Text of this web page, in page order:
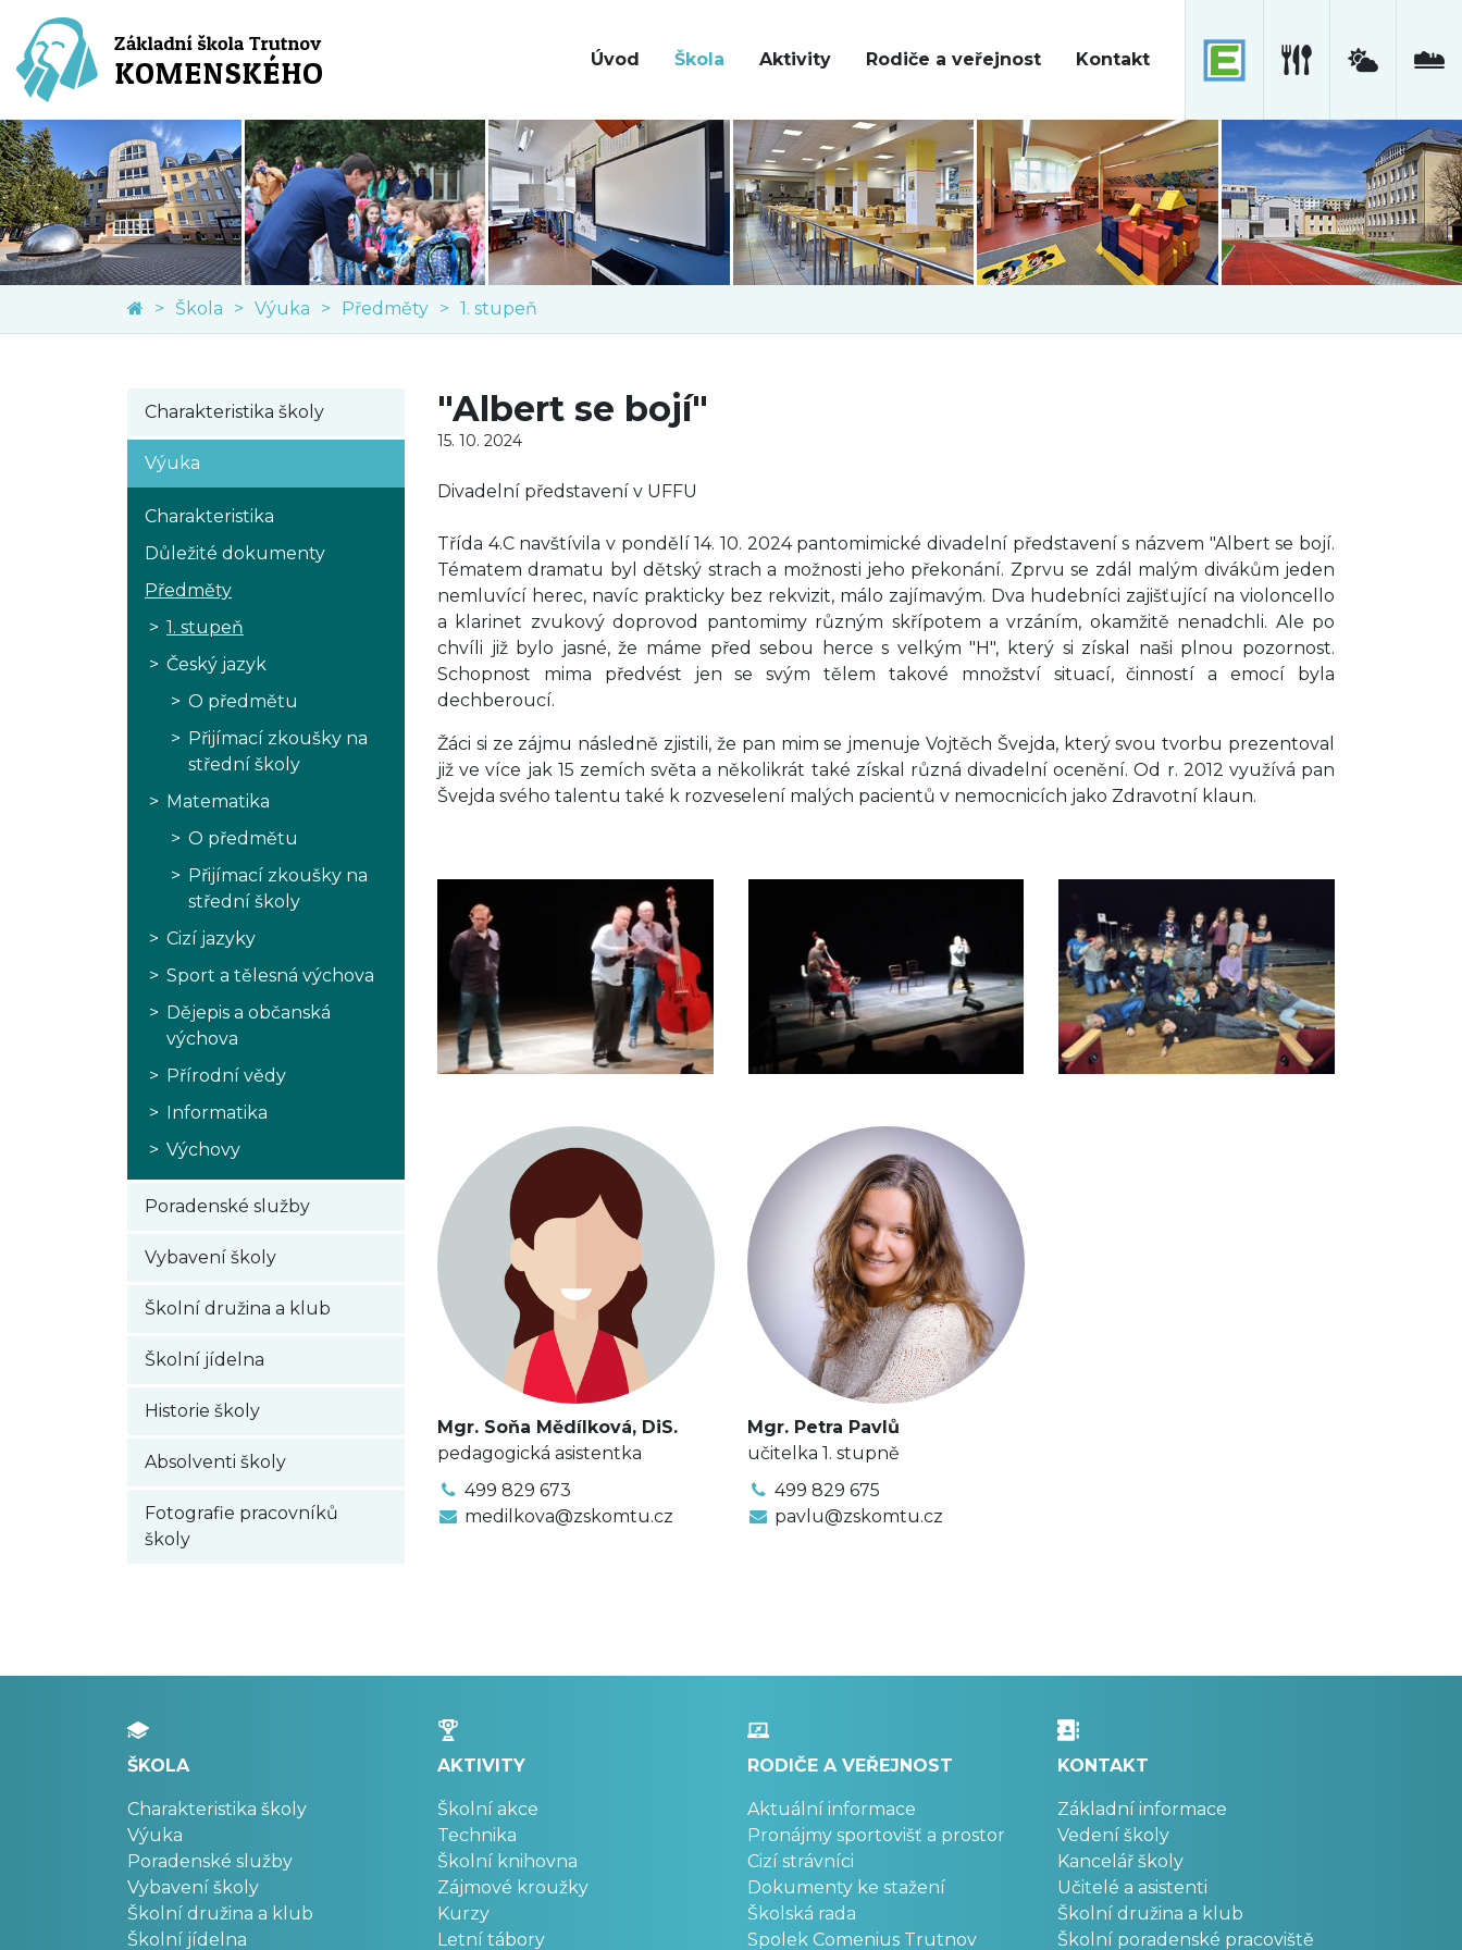
Úvod Škola Aktivity Rodiče a veřejnost Kontakt
Škola Výuka Předměty 1. stupeň
Charakteristika školy
Výuka
Charakteristika
Důležité dokumenty
Předměty
1. stupeň
Český jazyk
O předmětu
Přijímací zkoušky na
střední školy
Matematika
O předmětu
Přijímací zkoušky na
střední školy
Cizí jazyky
Sport a tělesná výchova
Dějepis a občanská
výchova
Přírodní vědy
Informatika
Výchovy
Poradenské služby
Vybavení školy
Školní družina a klub
Školní jídelna
Historie školy
Absolventi školy
Fotografie pracovníků
školy
"Albert se bojí"
15. 10. 2024
Divadelní představení v UFFU
Třída 4.C navštívila v pondělí 14. 10. 2024 pantomimické divadelní představení s názvem "Albert se bojí.
Tématem dramatu byl dětský strach a možnosti jeho překonání. Zprvu se zdál malým divákům jeden
nemluvící herec, navíc prakticky bez rekvizit, málo zajímavým. Dva hudebníci zajišťující na violoncello
a klarinet zvukový doprovod pantomimy různým skřípotem a vrzáním, okamžitě nenadchli. Ale po
chvíli již bylo jasné, že máme před sebou herce s velkým "H", který si získal naši plnou pozornost.
Schopnost mima předvést jen se svým tělem takové množství situací, činností a emocí byla
dechberoucí.
Žáci si ze zájmu následně zjistili, že pan mim se jmenuje Vojtěch Švejda, který svou tvorbu prezentoval
již ve více jak 15 zemích světa a několikrát také získal různá divadelní ocenění. Od r. 2012 využívá pan
Švejda svého talentu také k rozveselení malých pacientů v nemocnicích jako Zdravotní klaun.
Mgr. Soňa Mědílková, DiS.
pedagogická asistentka
499 829 673
medilkova@zskomtu.cz
Mgr. Petra Pavlů
učitelka 1. stupně
499 829 675
pavlu@zskomtu.cz
ŠKOLA
Charakteristika školy
Výuka
Poradenské služby
Vybavení školy
Školní družina a klub
Školní jídelna
AKTIVITY
Školní akce
Technika
Školní knihovna
Zájmové kroužky
Kurzy
Letní tábory
RODIČE A VEŘEJNOST
Aktuální informace
Pronájmy sportovišť a prostor
Cizí strávníci
Dokumenty ke stažení
Školská rada
Spolek Comenius Trutnov
KONTAKT
Základní informace
Vedení školy
Kancelář školy
Učitelé a asistenti
Školní družina a klub
Školní poradenské pracoviště